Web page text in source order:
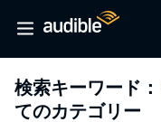
検索キーワード
てのカテゴリー